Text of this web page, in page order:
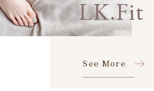
LK.Fit
See More